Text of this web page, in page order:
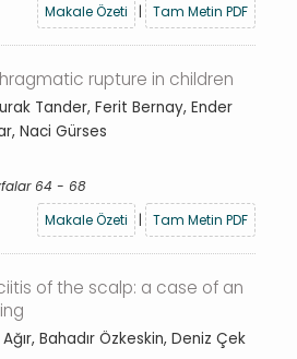
Makale Özeti
| Tam Metin PDF
rupture in children
Tander, Ferit Bernay, Ender
Naci Gürses
64 - 68
Makale Özeti
| Tam Metin PDF
of the scalp: a case of an
Bahadır Özkeskin, Deniz Çek